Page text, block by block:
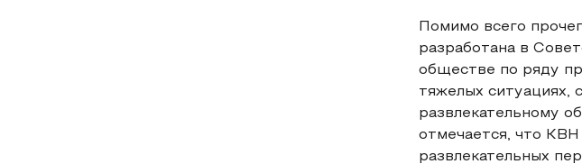
Помимо всего
разработана в
обществе по ряду
тяжелых ситуациях,
развлекательному
отмечается, что КВН
развлекательных